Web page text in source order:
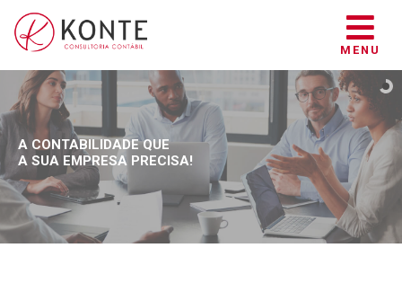
MENU
A CONTABILIDADE QUE
A SUA EMPRESA PRECISA!